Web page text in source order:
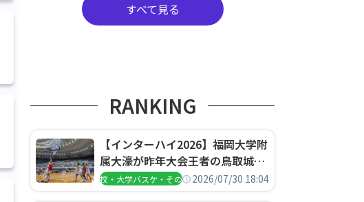
すべて見る
RANKING
【インターハイ2026】福岡大学附
属大濠が昨年大会王者の鳥取城北
を撃破、大阪薫英女学院は岐阜女
高校・大学バスケ・その他2026/07/30 18:04